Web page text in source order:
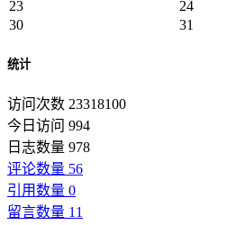
23
24
30
31
统计
访问次数 23318100
今日访问 994
日志数量 978
评论数量 56
引用数量 0
留言数量 11